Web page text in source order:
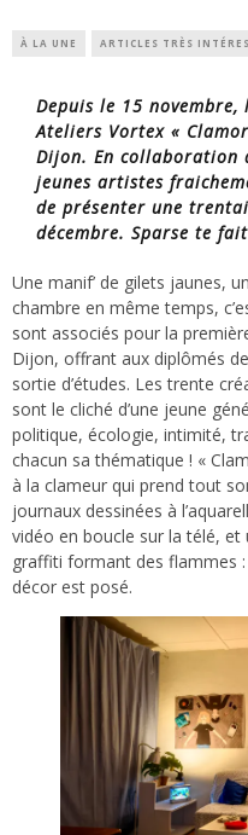
À LA UNE ARTICLES TRÈS
Depuis le 15
Ateliers Vortex «
Dijon. En collaboration
jeunes artistes
de présenter une
décembre. Sparse te
Une manif’ de gilets jaunes,
chambre en même temps,
sont associés pour la
Dijon, offrant aux diplômés
sortie d’études. Les trente
sont le cliché d’une jeune
politique, écologie, intimité,
chacun sa thématique ! «
à la clameur qui prend tout
journaux dessinées à
vidéo en boucle sur la télé, et
graffiti formant des flammes :
décor est posé.